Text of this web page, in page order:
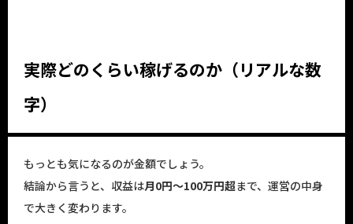
実際どのくらい稼げるのか（リアルな数
字）
もっとも気になるのが金額でしょう。
結論から言うと、収益は月0円〜100万円超まで、運営の中身
で大きく変わります。